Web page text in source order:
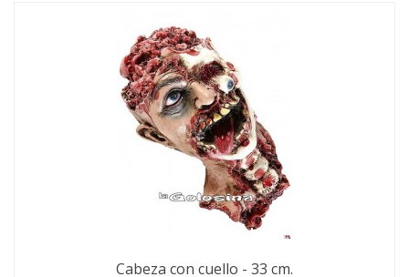
Cabeza con cuello - 33 cm.